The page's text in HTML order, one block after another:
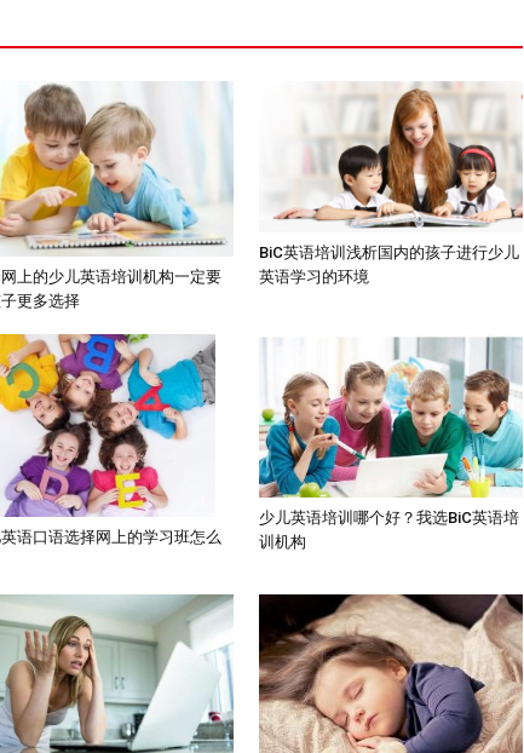
上的少儿英语培训机构一定要
更多选择
BiC英语培训浅析国内的孩子进行少儿
英语学习的环境
语口语选择网上的学习班怎么
少儿英语培训哪个好？我选BiC英语培
训机构